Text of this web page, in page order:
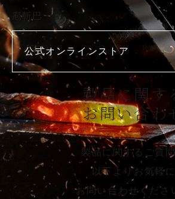
庖斬巴
公式オンラインストア
製品に関す
お問い合わ
製品に関するご質
以下よりお気軽に
お問い合わせくださ